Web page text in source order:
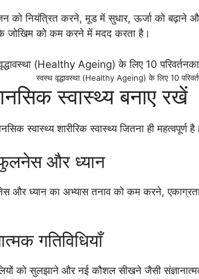
को नियंत्रित करने, मूड में सुधार, ऊर्जा को बढ़ाने
के जोखिम को कम करने में मदद करता है।
स्वस्थ वृद्धावस्था (Healthy Ageing) के लिए 10
स्वास्थ्य बनाए रखें
स्वास्थ्य शारीरिक स्वास्थ्य जितना ही महत्वपूर्ण है।
और ध्यान
और ध्यान का अभ्यास तनाव को कम करने,
गतिविधियाँ
को सुलझाने और नई कौशल सीखने जैसी